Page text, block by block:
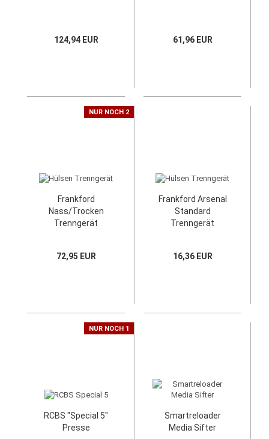
124,94 EUR 61,96 EUR
NUR NOCH 2
Frankford
Nass/Trocken
Trenngerät
72,95 EUR
Frankford Arsenal
Standard
Trenngerät
16,36 EUR
NUR NOCH 1
RCBS "Special 5"
Presse
Smartreloader
Media Sifter